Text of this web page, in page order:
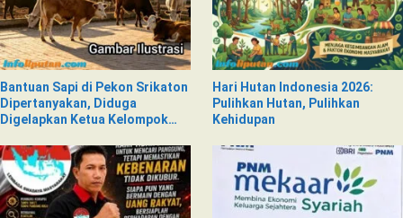
Bantuan Sapi di Pekon Srikaton
Dipertanyakan, Diduga
Digelapkan Ketua Kelompok
Hari Hutan Indonesia 2026:
Pulihkan Hutan, Pulihkan
Kehidupan